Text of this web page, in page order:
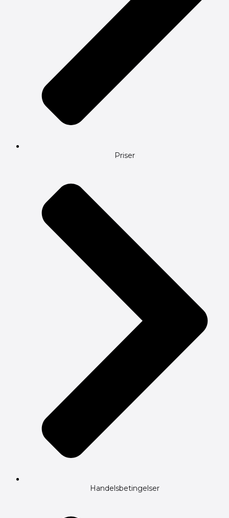
Priser
Handelsbetingelser